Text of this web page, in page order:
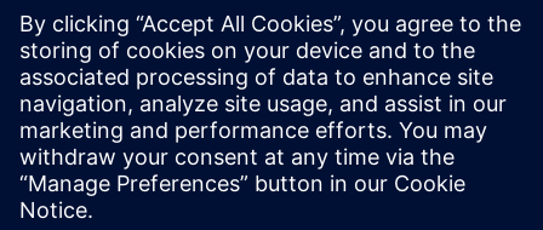
Folheto sobre Ambiente Construído ESG
Saiba mais
Pré-requisitos
nenhum